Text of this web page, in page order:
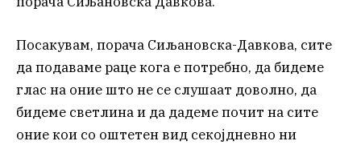
Посакувам, порача Сиљановска-Давкова, сите
да подаваме раце кога е потребно, да бидеме
глас на оние што не се слушаат доволно, да
бидеме светлина и да дадеме почит на сите
оние кои со оштетен вид секојдневно ни